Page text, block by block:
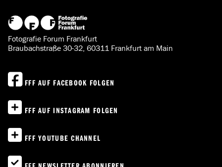
Fotografie Forum Frankfurt
Braubachstraße 30-32, 60311 Frankfurt am Main
FFF AUF FACEBOOK FOLGEN
FFF AUF INSTAGRAM FOLGEN
FFF YOUTUBE CHANNEL